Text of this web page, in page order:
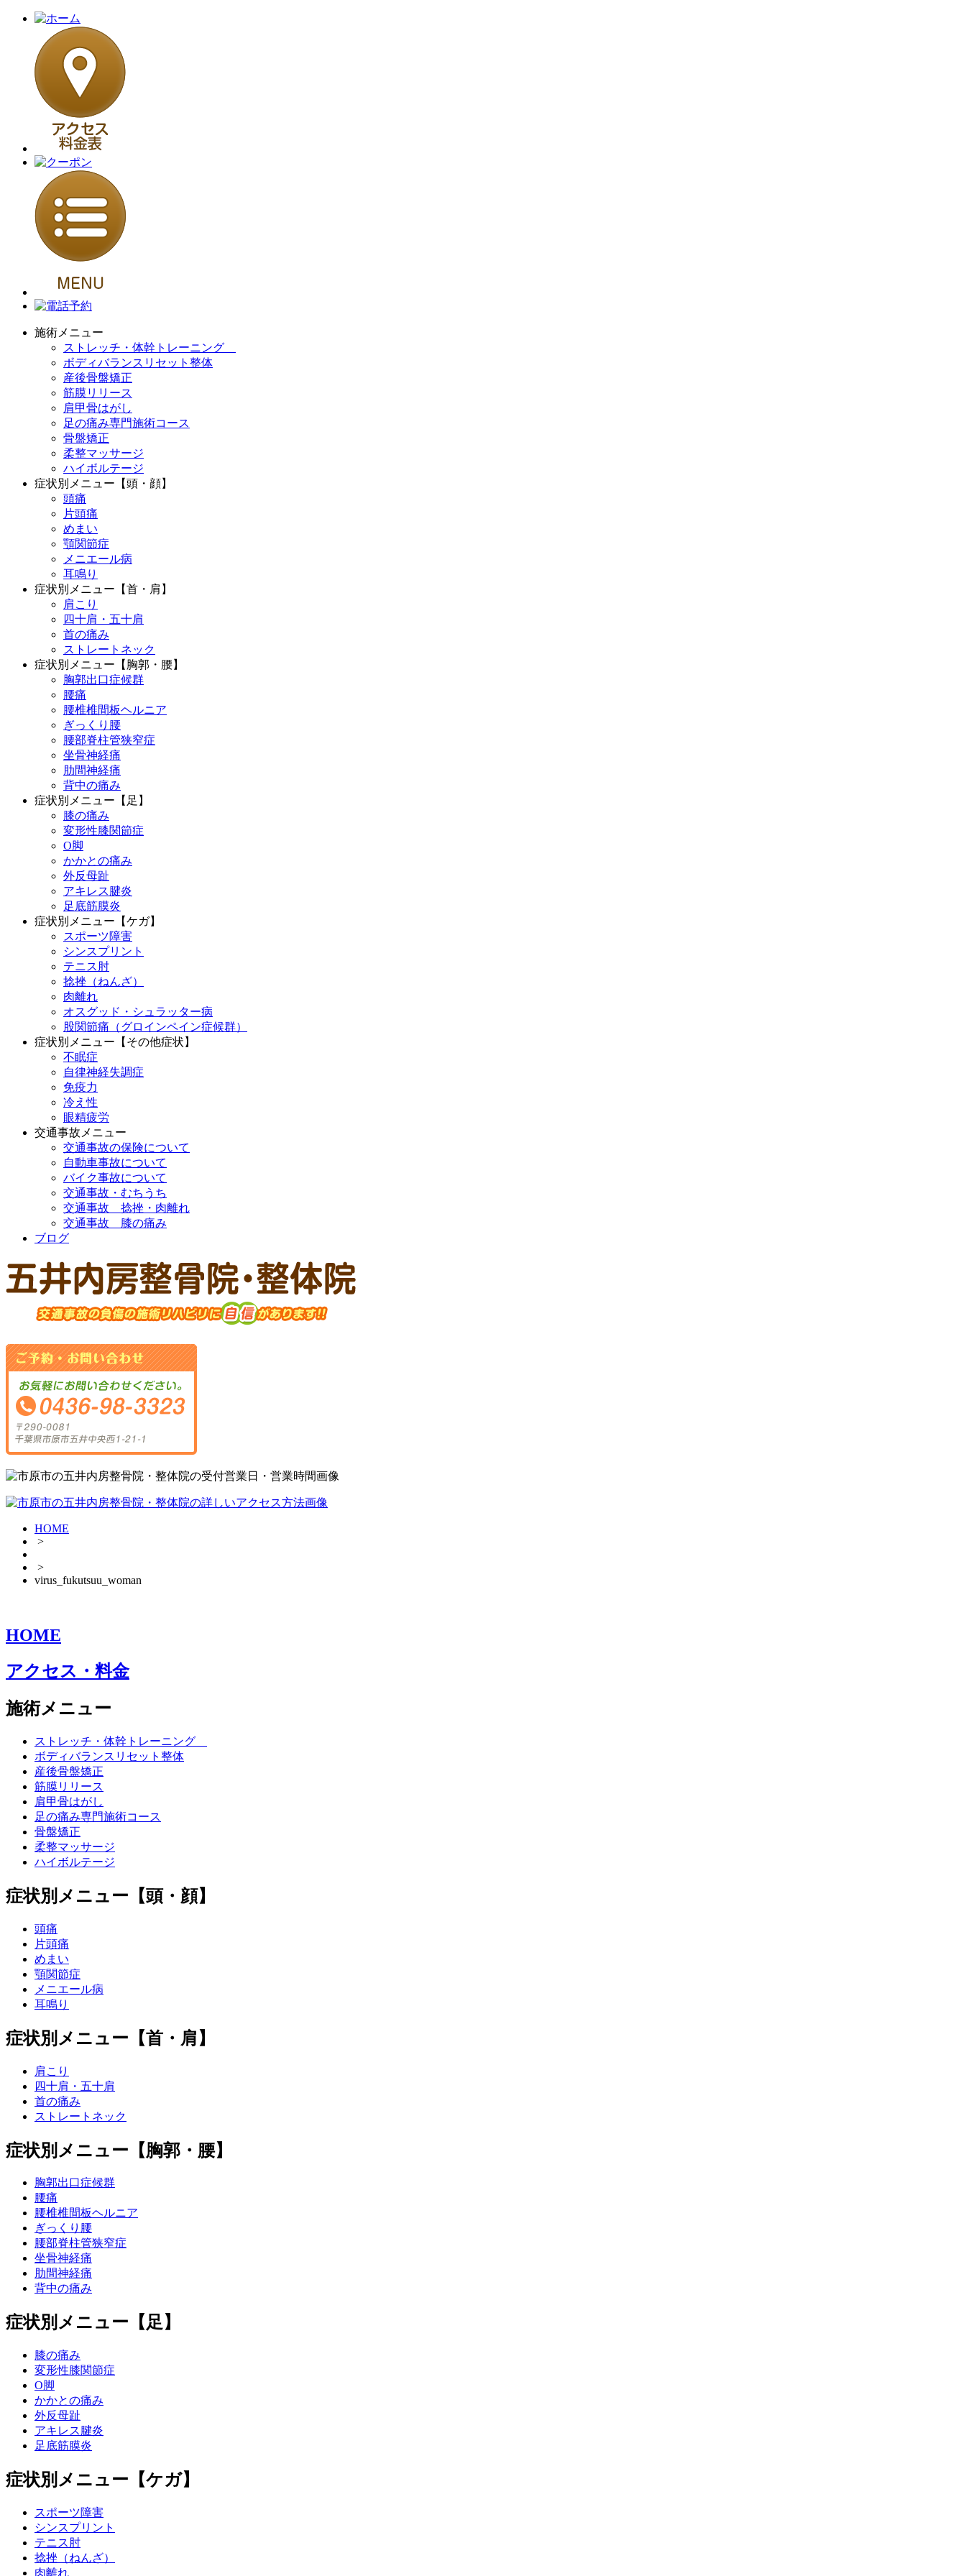
施術メニュー
ストレッチ・体幹トレーニング
ボディバランスリセット整体
産後骨盤矯正
筋膜リリース
肩甲骨はがし
足の痛み専門施術コース
骨盤矯正
柔整マッサージ
ハイボルテージ
症状別メニュー【頭・顔】
頭痛
片頭痛
めまい
顎関節症
メニエール病
耳鳴り
症状別メニュー【首・肩】
肩こり
四十肩・五十肩
首の痛み
ストレートネック
症状別メニュー【胸郭・腰】
胸郭出口症候群
腰痛
腰椎椎間板ヘルニア
ぎっくり腰
腰部脊柱管狭窄症
坐骨神経痛
肋間神経痛
背中の痛み
症状別メニュー【足】
膝の痛み
変形性膝関節症
O脚
かかとの痛み
外反母趾
アキレス腱炎
足底筋膜炎
症状別メニュー【ケガ】
スポーツ障害
シンスプリント
テニス肘
捻挫（ねんざ）
肉離れ
オスグッド・シュラッター病
股関節痛（グロインペイン症候群）
症状別メニュー【その他症状】
不眠症
自律神経失調症
免疫力
冷え性
眼精疲労
交通事故メニュー
交通事故の保険について
自動車事故について
バイク事故について
交通事故・むちうち
交通事故 捻挫・肉離れ
交通事故 膝の痛み
ブログ
HOME
>
>
virus_fukutsuu_woman
HOME
アクセス・料金
施術メニュー
ストレッチ・体幹トレーニング
ボディバランスリセット整体
産後骨盤矯正
筋膜リリース
肩甲骨はがし
足の痛み専門施術コース
骨盤矯正
柔整マッサージ
ハイボルテージ
症状別メニュー【頭・顔】
頭痛
片頭痛
めまい
顎関節症
メニエール病
耳鳴り
症状別メニュー【首・肩】
肩こり
四十肩・五十肩
首の痛み
ストレートネック
症状別メニュー【胸郭・腰】
胸郭出口症候群
腰痛
腰椎椎間板ヘルニア
ぎっくり腰
腰部脊柱管狭窄症
坐骨神経痛
肋間神経痛
背中の痛み
症状別メニュー【足】
膝の痛み
変形性膝関節症
O脚
かかとの痛み
外反母趾
アキレス腱炎
足底筋膜炎
症状別メニュー【ケガ】
スポーツ障害
シンスプリント
テニス肘
捻挫（ねんざ）
肉離れ